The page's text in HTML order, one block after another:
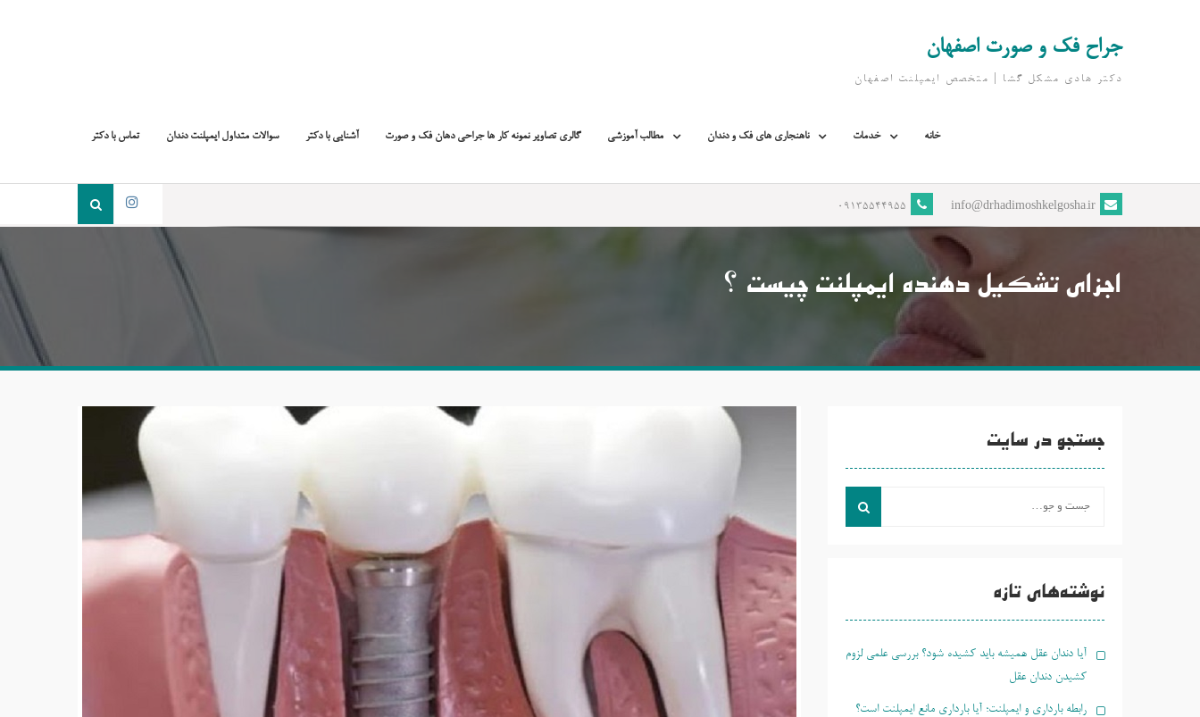
جراح فک و صورت اصفهان
دکتر هادی مشکل گشا | متخصص ايمپلنت اصفهان
خانه خدمات ناهنجاری های فک و دندان مطالب آموزشی گالری تصاویر نمونه کار ها جراحی دهان فک و صورت آشنایی با دکتر سوالات متداول ایمپلنت دندان تماس با دکتر
info@drhadimoshkelgosha.ir
09135544955
اجزای تشکیل دهنده ایمپلنت چیست ؟
جستجو در سایت
نوشته‌های تازه
آیا دندان عقل همیشه باید کشیده شود؟ بررسی علمی لزوم
کشیدن دندان عقل
رابطه بارداری و ایمپلنت؛ آیا بارداری مانع ایمپلنت است؟